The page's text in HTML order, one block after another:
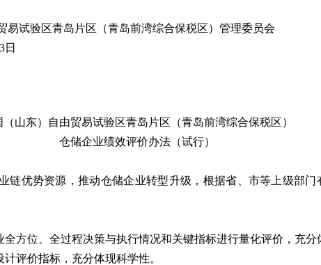
试验区青岛片区 （青岛前湾综合保税区）管理委员会
日
（山东）自由贸易试验区青岛片区 （青岛前湾综合保税区）
仓储企业绩效评价办法（试行）
链优势资源，推动仓储企业转型升级，根据省、市等上级部
方位、全过程决策与执行情况和关键指标进行量化评价 ，充分
计评价指标，充分体现科学性。